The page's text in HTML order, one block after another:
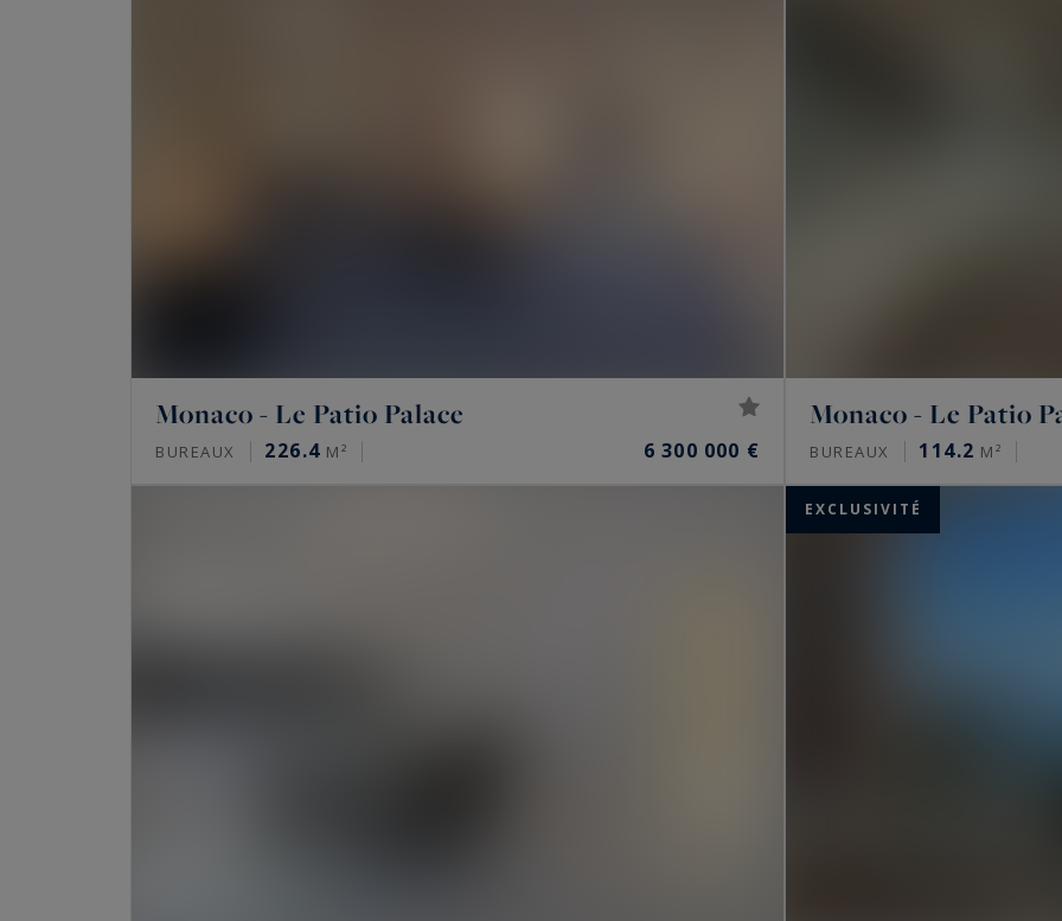
Monaco - Le Patio Palace
BUREAUX 226.4 M² 6 300 000 €
Monaco - Le Patio
BUREAUX 114.2 M²
EXCLUSIVITÉ